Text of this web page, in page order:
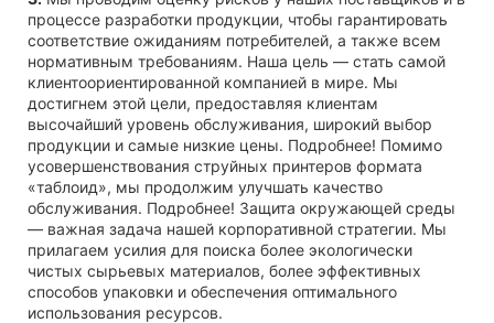
процессе разработки продукции, чтобы гарантировать
соответствие ожиданиям потребителей, а также всем
нормативным требованиям. Наша цель — стать самой
клиентоориентированной компанией в мире. Мы
достигнем этой цели, предоставляя клиентам
высочайший уровень обслуживания, широкий выбор
продукции и самые низкие цены. Подробнее! Помимо
усовершенствования струйных принтеров формата
«таблоид», мы продолжим улучшать качество
обслуживания. Подробнее! Защита окружающей среды
— важная задача нашей корпоративной стратегии. Мы
прилагаем усилия для поиска более экологически
чистых сырьевых материалов, более эффективных
способов упаковки и обеспечения оптимального
использования ресурсов.